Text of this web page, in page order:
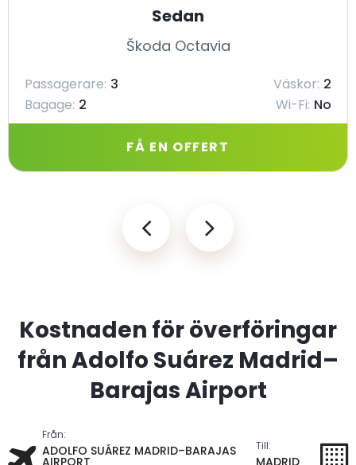
Sedan
Škoda Octavia
Passagerare: 3 Väskor: 2
Bagage: 2 Wi-Fi: No
FÅ EN OFFERT
Kostnaden för överföringar
från Adolfo Suárez Madrid–
Barajas Airport
Från:
ADOLFO SUÁREZ MADRID–BARAJAS
AIRPORT
Till:
MADRID